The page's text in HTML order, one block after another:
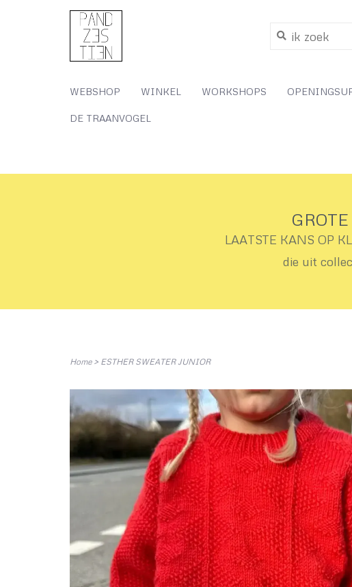
WEBSHOP WINKEL WORKSHOPS
DE TRAANVOGEL
LAATSTE KANS OP
die uit
Home> ESTHER SWEATER JUNIOR